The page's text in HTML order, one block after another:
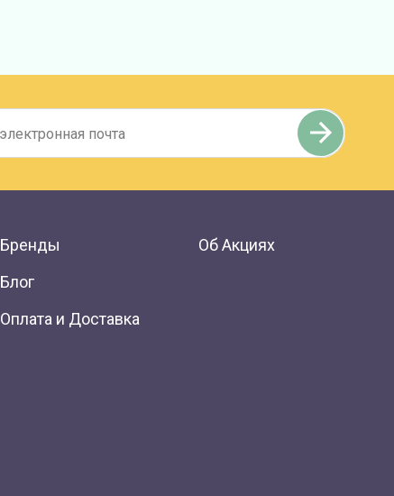
Бренды
Блог
Оплата и Доставка
Об Акциях